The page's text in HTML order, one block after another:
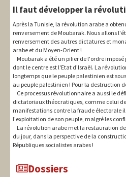
Il faut développer la
Après la Tunisie, la révolution arabe a
renversement de Moubarak. Nous allons
renversement des autres dictatures et
arabe et du Moyen-Orient !
Moubarak a été un pilier de l'ordre
dont le centre est l'Etat d'Israël. La
longtemps que le peuple palestinien est
au peuple palestinien ! Pour la destruction
Ce processus révolutionnaire a aussi le
dictatoriaux théocratiques, comme celui
manifestations contre la fraude électorale
l'exploitation de son peuple, malgré les
La révolution arabe met la restauration
du jour, dans la perspective de la
Républiques socialistes arabes !
Dossiers